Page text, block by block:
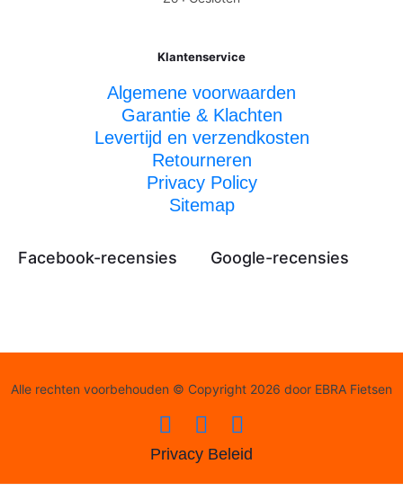
Klantenservice
Algemene voorwaarden
Garantie & Klachten
Levertijd en verzendkosten
Retourneren
Privacy Policy
Sitemap
Facebook-recensies Google-recensies
Alle rechten voorbehouden © Copyright 2026 door EBRA Fietsen
Privacy Beleid